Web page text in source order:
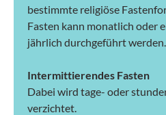
bestimmte religiöse
Fasten kann monatlich oder
jährlich durchgeführt werden.
Intermittierendes Fasten
Dabei wird tage- oder
verzichtet.